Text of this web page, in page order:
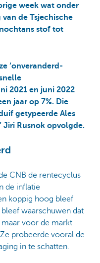
week wat onder
de Tsjechische
stof tot
‘onveranderd-
2021 en juni 2022
jaar op 7%. Die
getypeerde Ales
Jiri Rusnok opvolgde.
CNB de rentecyclus
de inflatie
koppig hoog bleef
waarschuwen dat
voor de markt
probeerde vooral de
in te schatten.